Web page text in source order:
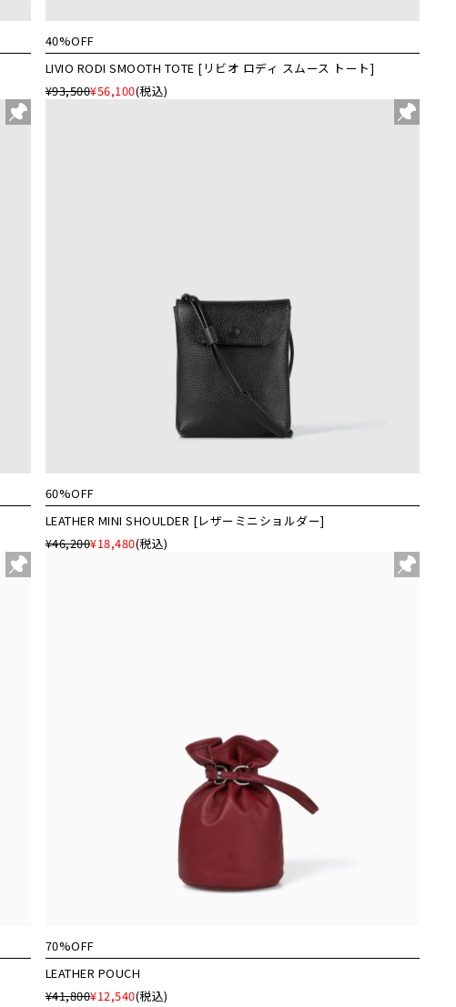
40%OFF
LIVIO RODI SMOOTH TOTE [リビオ ロディ スムース トート]
¥93,500¥56,100(税込)
60%OFF
LEATHER MINI SHOULDER [レザーミニショルダー]
¥46,200¥18,480(税込)
70%OFF
LEATHER POUCH
¥41,800¥12,540(税込)